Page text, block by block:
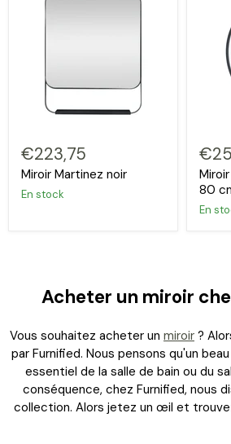
€223,75
Miroir Martinez noir
En stock
80
En
Acheter un miroir
Vous souhaitez acheter un miroir ?
par Furnified. Nous pensons qu'un
essentiel de la salle de bain ou du
conséquence, chez Furnified, nous
collection. Alors jetez un œil et